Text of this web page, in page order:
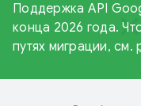
Поддержка API
конца 2026 года.
путях миграции, см.